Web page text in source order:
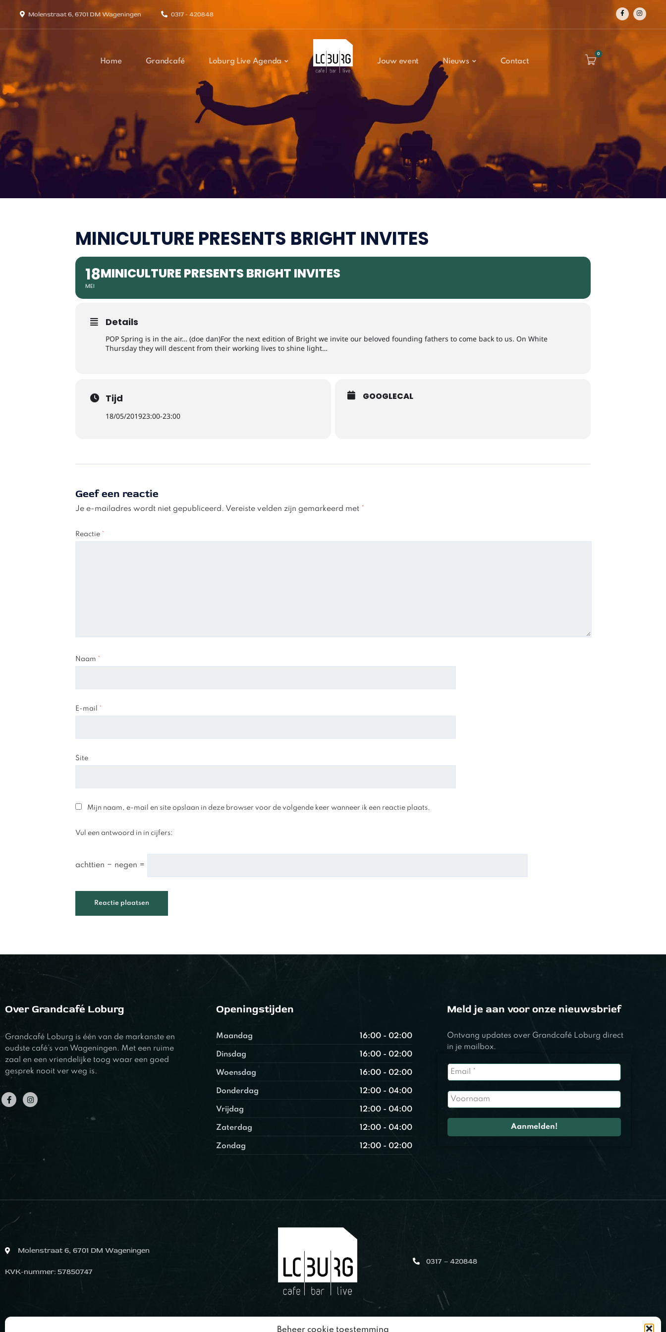
Beheer cookie toestemming
Molenstraat 6, 6701 DM Wageningen 0317 - 420848
Home Grandcafé Loburg Live Agenda Jouw event Nieuws Contact
0
MINICULTURE PRESENTS BRIGHT INVITES
18
MEI
MINICULTURE PRESENTS BRIGHT INVITES
Details
POP Spring is in the air… (doe dan)For the next edition of Bright we invite our beloved founding fathers to come back to us. On White
Thursday they will descent from their working lives to shine light…
Tijd
18/05/201923:00-23:00
GOOGLECAL
Geef een reactie
Je e-mailadres wordt niet gepubliceerd. Vereiste velden zijn gemarkeerd met *
Reactie *
Naam *
E-mail *
Site
Mijn naam, e-mail en site opslaan in deze browser voor de volgende keer wanneer ik een reactie plaats.
Vul een antwoord in in cijfers:
achttien − negen =
Over Grandcafé Loburg
Grandcafé Loburg is één van de markanste en
oudste café’s van Wageningen. Met een ruime
zaal en een vriendelijke toog waar een goed
gesprek nooit ver weg is.
Openingstijden
Maandag 16:00 - 02:00
Dinsdag 16:00 - 02:00
Woensdag 16:00 - 02:00
Donderdag 12:00 - 04:00
Vrijdag 12:00 - 04:00
Zaterdag 12:00 - 04:00
Zondag 12:00 - 02:00
Meld je aan voor onze nieuwsbrief
Ontvang updates over Grandcafé Loburg direct
in je mailbox.
Molenstraat 6, 6701 DM Wageningen
KVK-nummer: 57850747
0317 – 420848